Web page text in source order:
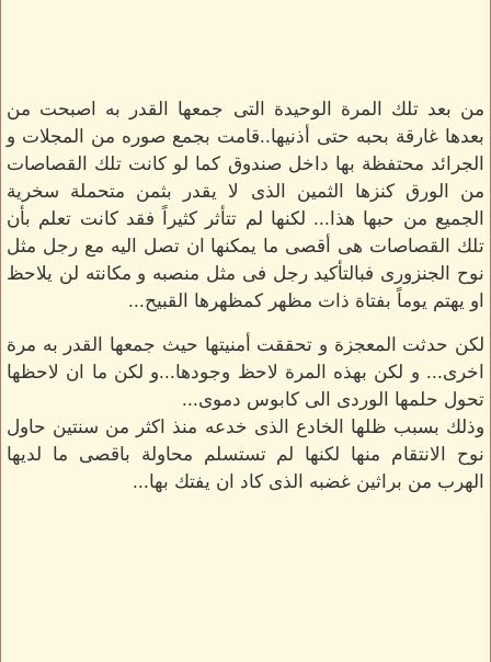
من بعد تلك المرة الوحيدة التى جمعها القدر به اصبحت من
بعدها غارقة بحبه حتى أذنيها..قامت بجمع صوره من المجلات و
الجرائد محتفظة بها داخل صندوق كما لو كانت تلك القصاصات
من الورق كنزها الثمين الذى لا يقدر بثمن متحملة سخرية
الجميع من حبها هذا... لكنها لم تتأثر كثيراً فقد كانت تعلم بأن
تلك القصاصات هى أقصى ما يمكنها ان تصل اليه مع رجل مثل
نوح الجنزورى فبالتأكيد رجل فى مثل منصبه و مكانته لن يلاحظ
او يهتم يوماً بفتاة ذات مظهر كمظهرها القبيح...
لكن حدثت المعجزة و تحققت أمنيتها حيث جمعها القدر به مرة
اخرى... و لكن بهذه المرة لاحظ وجودها...و لكن ما ان لاحظها
تحول حلمها الوردى الى كابوس دموى...
وذلك بسبب ظلها الخادع الذى خدعه منذ اكثر من سنتين حاول
نوح الانتقام منها لكنها لم تستسلم محاولة باقصى ما لديها
الهرب من براثين غضبه الذى كاد ان يفتك بها...